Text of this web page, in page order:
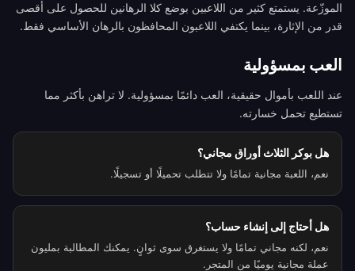
الموزّعة. يستمتع كثير من اللاعبين بوضع كلا الرهانين للحصول على أقصى
قدر من الإثارة، بينما يكتفي اللاعبون المحافظون بالرهان الأساسي فقط.
العب بمسؤولية
عند اللعب بأموال حقيقية، العب دائمًا بمسؤولية. لا تراهن بأكثر مما
تستطيع تحمل خسارته.
هل بوكر الثلاث أوراق مجاني؟
نعم، اللعبة مجانية تمامًا ولا تتطلب تحميلًا أو تسجيلًا.
هل أحتاج إلى إنشاء حساب؟
نعم، لكنه مجاني تمامًا ولا يستغرق سوى ثوانٍ. يمكنك المطالبة بمليون
عملة مجانية يوميًا من المتجر.